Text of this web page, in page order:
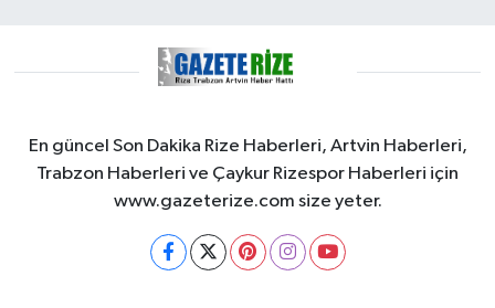
En güncel Son Dakika Rize Haberleri, Artvin Haberleri,
Trabzon Haberleri ve Çaykur Rizespor Haberleri için
www.gazeterize.com size yeter.